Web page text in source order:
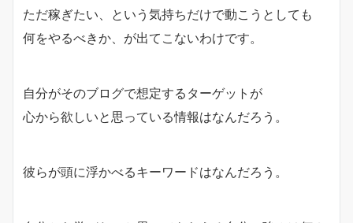
ただ稼ぎたい、という気持ちだけで動こうとしても
何をやるべきか、が出てこないわけです。
自分がそのブログで想定するターゲットが
心から欲しいと思っている情報はなんだろう。
彼らが頭に浮かべるキーワードはなんだろう。